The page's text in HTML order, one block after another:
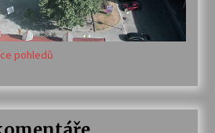
pohledů